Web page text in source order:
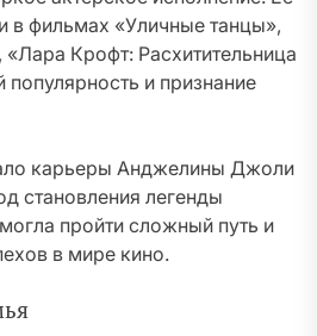
в фильмах «Уличные танцы»,
Крофт: Расхитительница
популярность и признание
карьеры Анджелины Джоли
становления легенды
пройти сложный путь и
в мире кино.